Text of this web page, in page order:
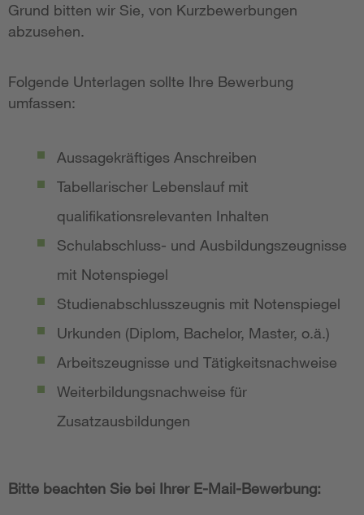
Grund bitten wir Sie, von Kurzbewerbungen
abzusehen.
Folgende Unterlagen sollte Ihre Bewerbung
umfassen:
Aussagekräftiges Anschreiben
Tabellarischer Lebenslauf mit
qualifikationsrelevanten Inhalten
Schulabschluss- und Ausbildungszeugnisse
mit Notenspiegel
Studienabschlusszeugnis mit Notenspiegel
Urkunden (Diplom, Bachelor, Master, o.ä.)
Arbeitszeugnisse und Tätigkeitsnachweise
Weiterbildungsnachweise für
Zusatzausbildungen
Bitte beachten Sie bei Ihrer E-Mail-Bewerbung: